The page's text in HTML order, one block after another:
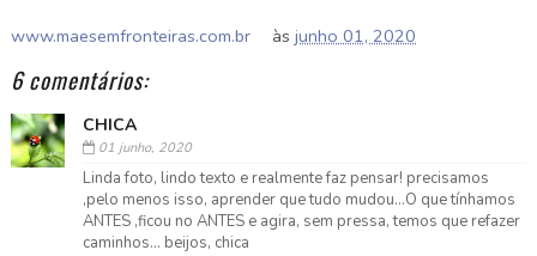
www.maesemfronteiras.com.br àsjunho 01, 2020
6 comentários:
CHICA
01 junho, 2020
Linda foto, lindo texto e realmente faz pensar! precisamos
,pelo menos isso, aprender que tudo mudou...O que tínhamos
ANTES ,ficou no ANTES e agira, sem pressa, temos que refazer
caminhos... beijos, chica